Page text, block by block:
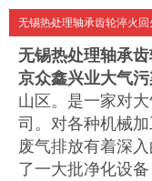
无锡热处理轴承齿轮淬火
无锡热处理轴承
京众鑫兴业大气
山区。是一家对
司。对各种机械
废气排放有着深
了一大批净化设